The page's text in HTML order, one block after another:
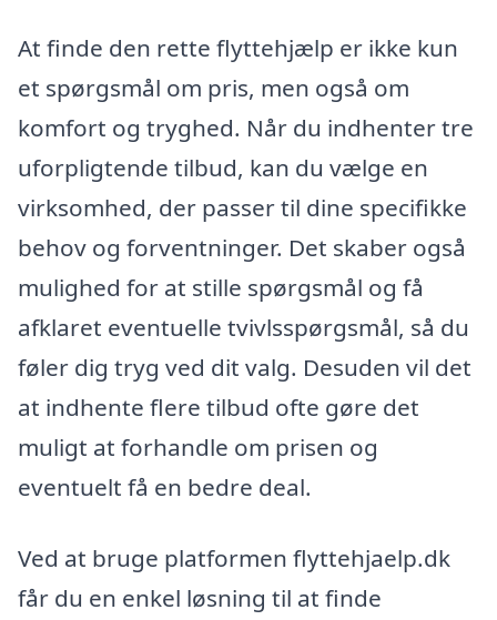
At finde den rette flyttehjælp er ikke kun
et spørgsmål om pris, men også om
komfort og tryghed. Når du indhenter tre
uforpligtende tilbud, kan du vælge en
virksomhed, der passer til dine specifikke
behov og forventninger. Det skaber også
mulighed for at stille spørgsmål og få
afklaret eventuelle tvivlsspørgsmål, så du
føler dig tryg ved dit valg. Desuden vil det
at indhente flere tilbud ofte gøre det
muligt at forhandle om prisen og
eventuelt få en bedre deal.
Ved at bruge platformen flyttehjaelp.dk
får du en enkel løsning til at finde